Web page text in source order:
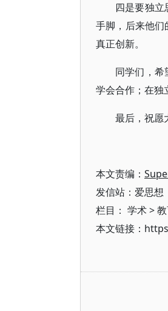
四是要独
手脚，后来他
真正创新。
同学们，希
学会合作；在独
最后，祝愿
本文责编：
发信站：爱思
栏目： 学术>
本文链接：